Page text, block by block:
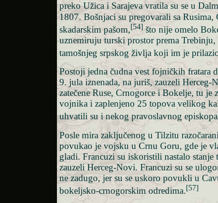
preko Užica i Sarajeva vratila su se u
1807. Bošnjaci su pregovarali sa Rusima,
skadarskim pašom,[54] što nije omelo
uznemiruju turski prostor prema
tamošnjeg srpskog življa koji im je
Postoji jedna čudna vest fojničkih fratara
9. jula iznenada, na juriš, zauzeli Herceg-
zatečene Ruse, Crnogorce i Bokelje, tu je
vojnika i zaplenjeno 25 topova velikog
uhvatili su i nekog pravoslavnog
Posle mira zaključenog u Tilzitu
povukao je vojsku u Crnu Goru, gde je
gladi. Francuzi su iskoristili nastalo stanje
zauzeli Herceg-Novi. Francuzi su se
ne zadugo, jer su se uskoro povukli u
bokeljsko-crnogorskim odredima.[57]